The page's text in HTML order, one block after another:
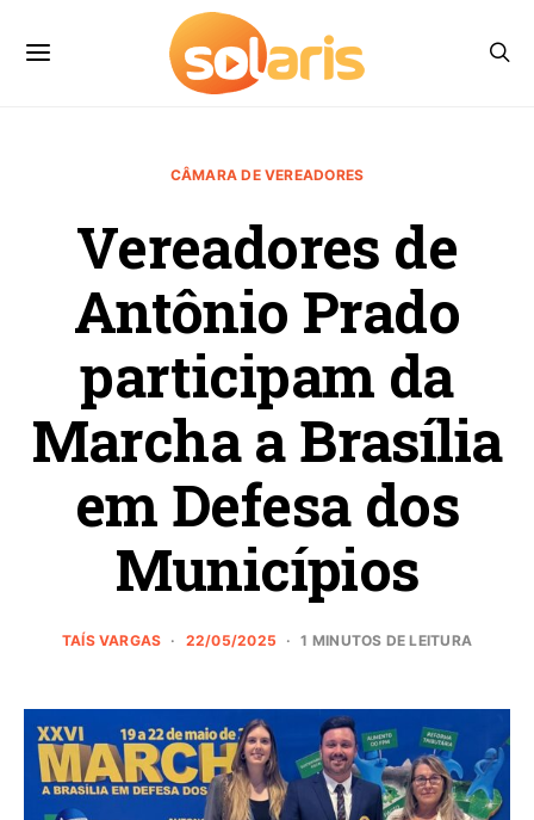
CÂMARA DE VEREADORES
Vereadores de
Antônio Prado
participam da
Marcha a Brasília
em Defesa dos
Municípios
TAÍS VARGAS 22/05/2025 1 MINUTOS DE LEITURA